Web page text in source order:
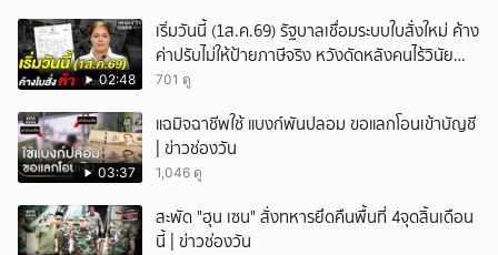
02:48
เริ่มวันนี้ (1ส.ค.69) รัฐบาลเชื่อมระบบใบสั่งใหม่ ค้าง
ค่าปรับไม่ให้ป้ายภาษีจริง หวังดัดหลังคนไร้วินัย
จราจร
701 ดู
03:37
แฉมิจฉาชีพใช้ แบงก์พันปลอม ขอแลกโอนเข้าบัญชี
| ข่าวช่องวัน
1,046 ดู
สะพัด "ฮุน เซน" สั่งทหารยึดคืนพื้นที่ 4จุดสิ้นเดือน
นี้ | ข่าวช่องวัน